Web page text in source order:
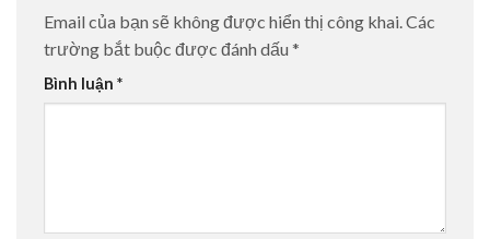
Email của bạn sẽ không được hiển thị công khai.Các
trường bắt buộc được đánh dấu *
Bình luận *